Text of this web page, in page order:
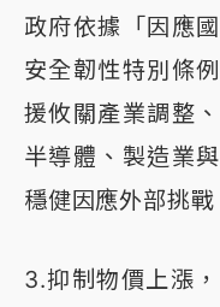
政府依據「因應
安全韌性特別條
援攸關產業調整
半導體、製造業
穩健因應外部挑戰
3.抑制物價上漲